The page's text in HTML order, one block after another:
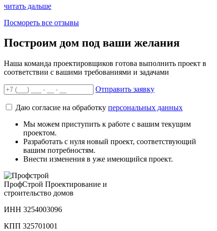
читать дальше
Посмореть все отзывы
Построим дом под ваши желания
Наша команда проектировщиков готова выполнить проект в
соответствии с вашими требованиями и задачами
Отправить заявку
Даю согласие на обработку персональных данных
Мы можем приступить к работе с вашим текущим
проектом.
Разработать с нуля новый проект, соответствующий
вашим потребностям.
Внести изменения в уже имеющийся проект.
ПрофСтрой Проектирование и
строительство домов
ИНН 3254003096
КПП 325701001